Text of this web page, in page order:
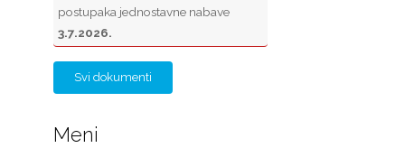
postupaka jednostavne nabave
3.7.2026.
Svi dokumenti
Meni